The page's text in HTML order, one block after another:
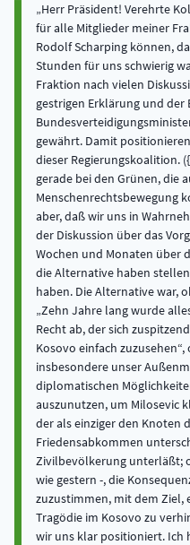
Herr Präsident! Verehrte
für alle Mitglieder meiner
Rodolf Scharping können,
Stunden für uns schwierig
Fraktion nach vielen
gestrigen Erklärung und der
gewährt. Damit
dieser Regierungskoalition.
gerade bei den Grünen, die
Menschenrechtsbewegung
aber, daß wir uns in
der Diskussion über das
Wochen und Monaten über
die Alternative haben
haben. Die Alternative war,
„Zehn Jahre lang wurde
Recht ab, der sich
Kosovo einfach
insbesondere unser
diplomatischen
auszunutzen, um Milosevic
der als einziger den Knoten
Friedensabkommen
Zivilbevölkerung unterläßt;
wie gestern -, die
zuzustimmen, mit dem Ziel,
Tragödie im Kosovo zu
wir uns klar positioniert. Ich